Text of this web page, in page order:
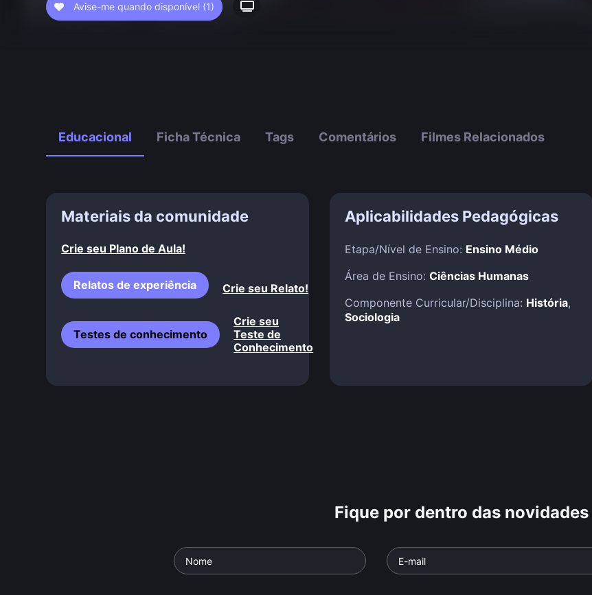
Avise-me quando disponível (1)
Educacional Ficha Técnica Tags Comentários Filmes Relacionados
Materiais da comunidade
Crie seu Plano de Aula!
Relatos de experiência Crie seu Relato!
Testes de conhecimento
Crie seu
Teste de
Conhecimento
Aplicabilidades Pedagógicas
Etapa/Nível de Ensino: Ensino Médio
Área de Ensino: Ciências Humanas
Componente Curricular/Disciplina: História,
Sociologia
Fique por dentro das novidades